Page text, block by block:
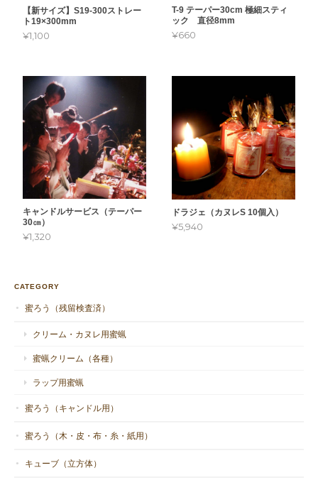
【新サイズ】S19-300ストレー
ト19×300mm
¥1,100
T-9 テーパー30cm 極細スティ
ック 直径8mm
¥660
キャンドルサービス（テーパー
30㎝）
¥1,320
ドラジェ（カヌレS 10個入）
¥5,940
CATEGORY
蜜ろう（残留検査済）
クリーム・カヌレ用蜜蝋
蜜蝋クリーム（各種）
ラップ用蜜蝋
蜜ろう（キャンドル用）
蜜ろう（木・皮・布・糸・紙用）
キューブ（立方体）